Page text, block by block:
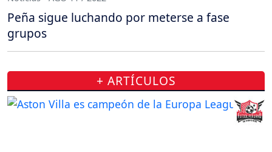
Peña sigue luchando por meterse a fase
grupos
+ ARTÍCULOS